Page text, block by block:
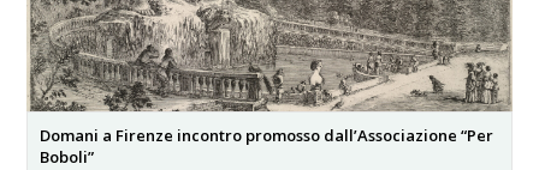
Domani a Firenze incontro promosso dall’Associazione “Per
Boboli”